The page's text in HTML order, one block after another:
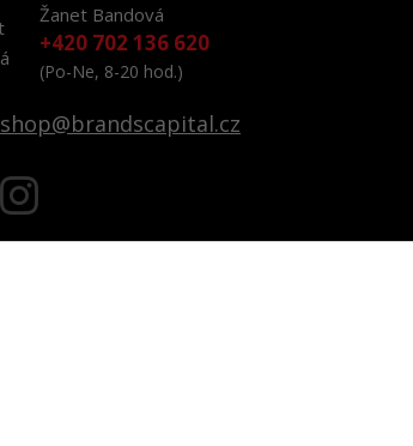
Žanet Bandová
+420 702 136 620
(Po-Ne, 8-20 hod.)
shop@brandscapital.cz